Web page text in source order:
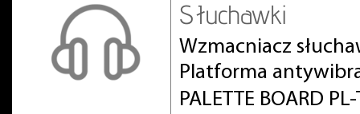
Słuchawki
Wzmacniacz
Platforma
PALETTE BOARD